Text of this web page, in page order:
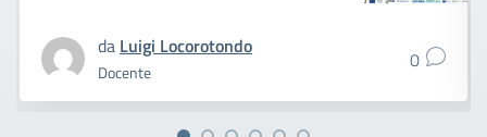
da Luigi Locorotondo
Docente 0